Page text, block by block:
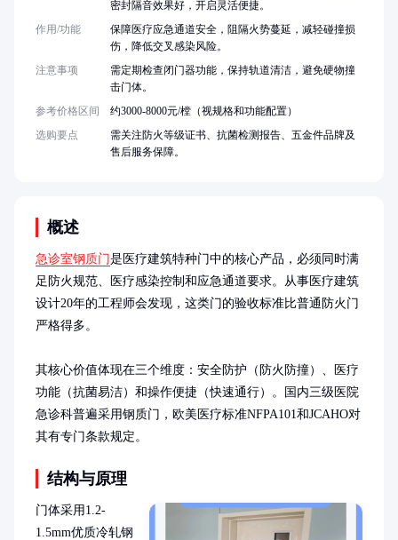
概述
急诊室钢质门是医疗建筑特种门中的核心产品，必须同时满
足防火规范、医疗感染控制和应急通道要求。从事医疗建筑
设计20年的工程师会发现，这类门的验收标准比普通防火门
严格得多。
其核心价值体现在三个维度：安全防护（防火防撞）、医疗
功能（抗菌易洁）和操作便捷（快速通行）。国内三级医院
急诊科普遍采用钢质门，欧美医疗标准NFPA101和JCAHO对
其有专门条款规定。
结构与原理
门体采用1.2-
1.5mm优质冷轧钢
密封隔音效果好，开启灵活便捷。
作用/功能
保障医疗应急通道安全，阻隔火势蔓延，减轻碰撞损
伤，降低交叉感染风险。
注意事项
需定期检查闭门器功能，保持轨道清洁，避免硬物撞
击门体。
参考价格区间
约3000-8000元/樘（视规格和功能配置）
选购要点
需关注防火等级证书、抗菌检测报告、五金件品牌及
售后服务保障。